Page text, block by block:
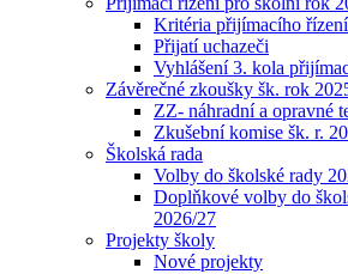
Kritéria přijímacího
Přijatí uchazeči
Vyhlášení 3. kola
Závěrečné zkoušky šk. rok
ZZ- náhradní a opravné
Zkušební komise šk. r.
Školská rada
Volby do školské rady
Doplňkové volby do
2026/27
Projekty školy
Nové projekty